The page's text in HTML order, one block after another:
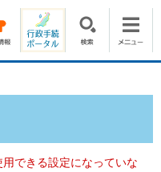
できる設定になっていな